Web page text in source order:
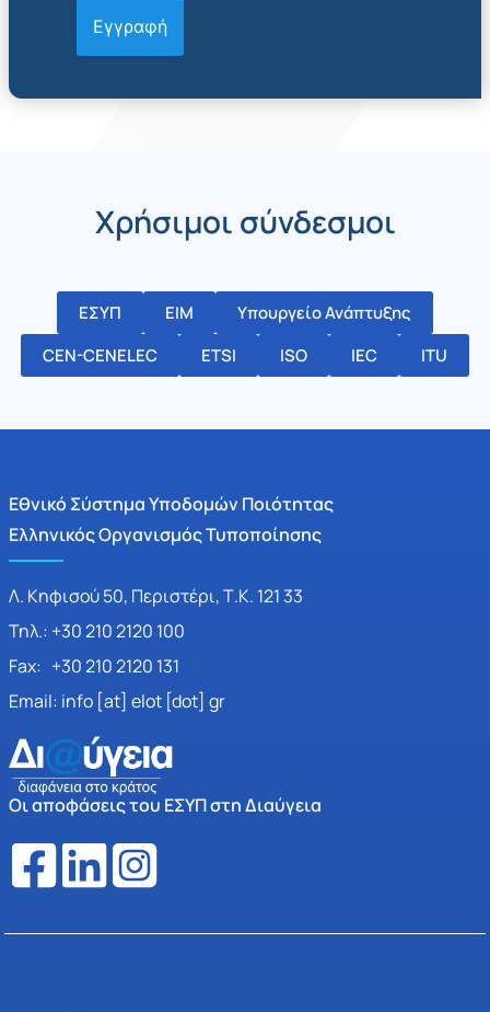
Χρήσιμοι σύνδεσμοι
ΕΣΥΠ ΕΙΜ
Υπουργείο Ανάπτυξης
CEN-CENELEC
ETSI ISO IEC ITU
Εθνικό Σύστημα Υποδομών Ποιότητας
Ελληνικός Οργανισμός Τυποποίησης
Λ. Κηφισού 50, Περιστέρι, Τ.Κ. 121 33
Τηλ.: +30 210 2120 100
Fax: +30 210 2120 131
Email: info [at] elot [dot] gr
Οι αποφάσεις του ΕΣΥΠ στη Διαύγεια